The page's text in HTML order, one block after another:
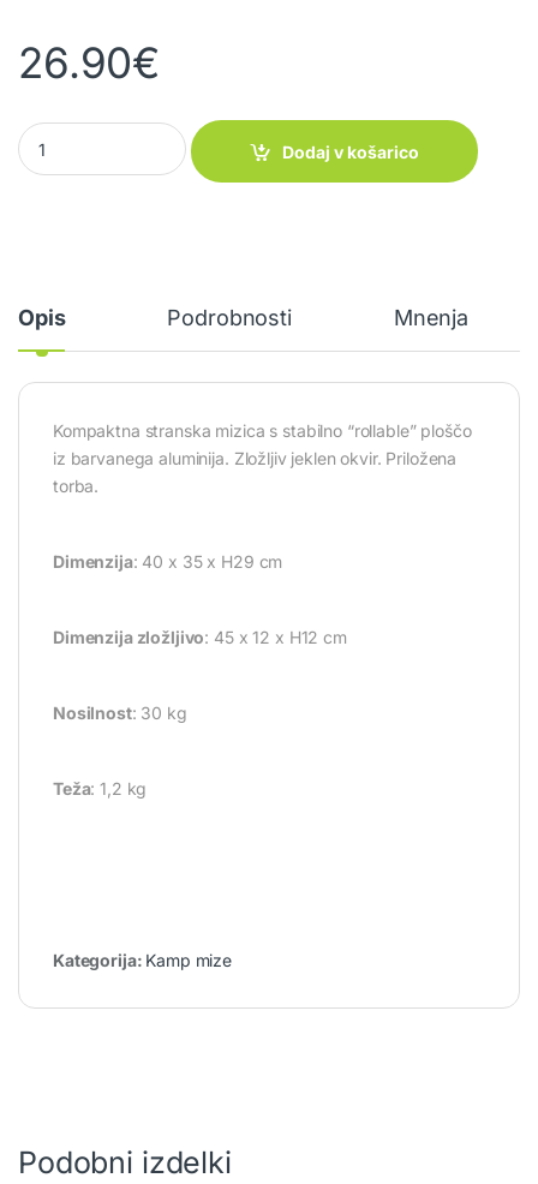
26.90€
Mizica Kadre quantity
Dodaj v košarico
Opis Podrobnosti Mnenja
Kompaktna stranska mizica s stabilno “rollable” ploščo
iz barvanega aluminija. Zložljiv jeklen okvir. Priložena
torba.
Dimenzija: 40 x 35 x H29 cm
Dimenzija zložljivo: 45 x 12 x H12 cm
Nosilnost: 30 kg
Teža: 1,2 kg
Kategorija: Kamp mize
Podobni izdelki